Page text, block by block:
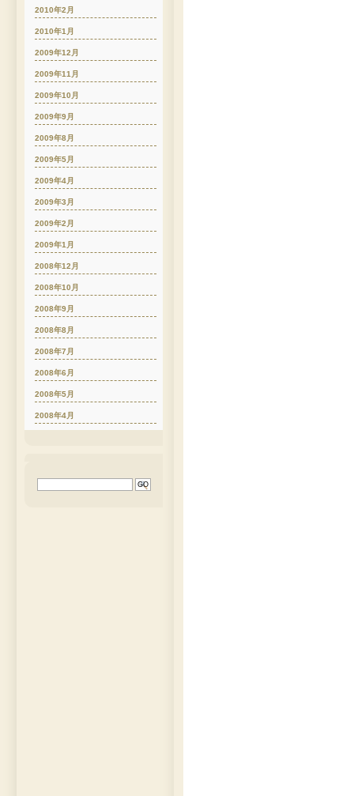
2010年2月
2010年1月
2009年12月
2009年11月
2009年10月
2009年9月
2009年8月
2009年5月
2009年4月
2009年3月
2009年2月
2009年1月
2008年12月
2008年10月
2008年9月
2008年8月
2008年7月
2008年6月
2008年5月
2008年4月